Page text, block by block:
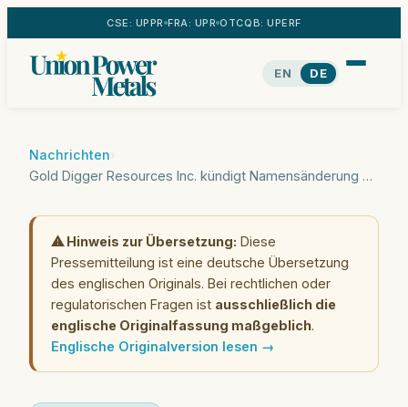
CSE: UPPR FRA: UPR OTCQB: UPERF
EN DE
Nachrichten›
Gold Digger Resources Inc. kündigt Namensänderung in Nuclear Vision Limited an
⚠ Hinweis zur Übersetzung: Diese
Pressemitteilung ist eine deutsche Übersetzung
des englischen Originals. Bei rechtlichen oder
regulatorischen Fragen ist ausschließlich die
englische Originalfassung maßgeblich.
Englische Originalversion lesen →